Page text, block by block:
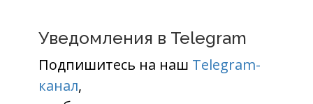
Уведомления в Telegram
Подпишитесь на наш Telegram-
канал,